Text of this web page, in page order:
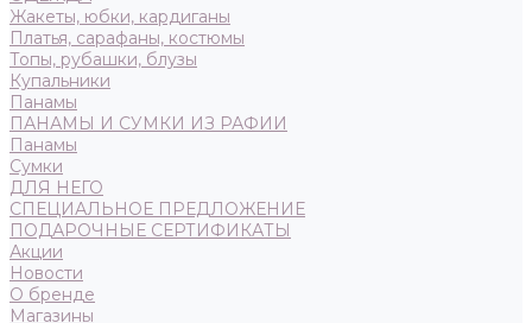
Жакеты, юбки, кардиганы
Платья, сарафаны, костюмы
Топы, рубашки, блузы
Купальники
Панамы
ПАНАМЫ И СУМКИ ИЗ РАФИИ
Панамы
Сумки
ДЛЯ НЕГО
СПЕЦИАЛЬНОЕ ПРЕДЛОЖЕНИЕ
ПОДАРОЧНЫЕ СЕРТИФИКАТЫ
Акции
Новости
О бренде
Магазины